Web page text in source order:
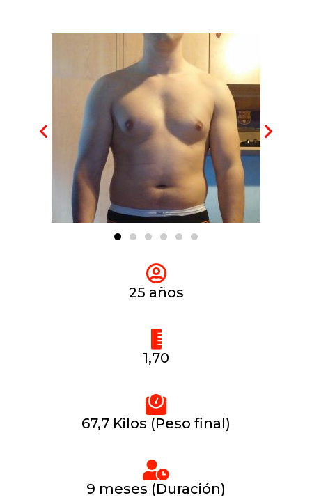
25 años
1,70
67,7 Kilos (Peso final)
9 meses (Duración)